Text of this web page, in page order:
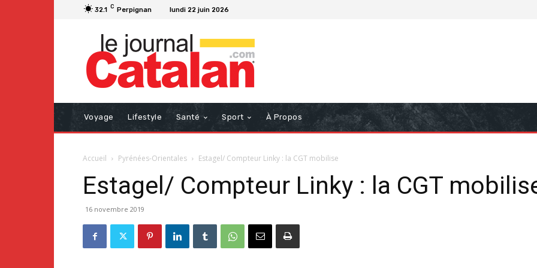
32.1 C Perpignan lundi 22 juin 2026
Voyage Lifestyle Santé Sport À Propos
Accueil Pyrénées-Orientales Estagel/ Compteur Linky : la CGT mobilise
Estagel/ Compteur Linky : la CGT
16 novembre 2019